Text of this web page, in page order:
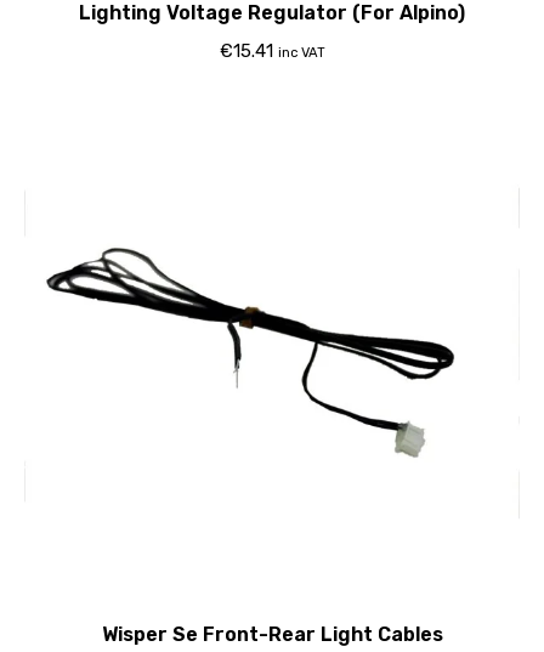
Lighting Voltage Regulator (For Alpino)
€15.41 inc VAT
Wisper Se Front-Rear Light Cables